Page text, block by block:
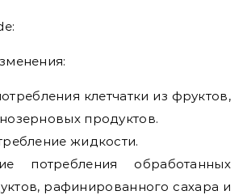
клетчатки из фруктов,
продуктов.
жидкости.
потребления обработанных
рафинированного сахара и